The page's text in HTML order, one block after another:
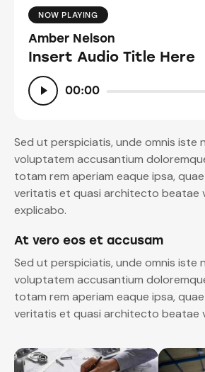
NOW PLAYING
Amber Nelson
Insert Audio Title Here
Audio
Player
00:00
Sed ut perspiciatis, unde omnis iste
voluptatem accusantium
totam rem aperiam eaque ipsa,
veritatis et quasi architecto beatae
explicabo.
At vero eos et accusam
Sed ut perspiciatis, unde omnis iste
voluptatem accusantium
totam rem aperiam eaque ipsa,
veritatis et quasi architecto beatae